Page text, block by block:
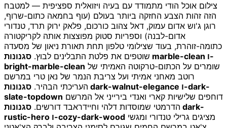
צילום אוכל הודי מתמודד עם בעיה ויזואלית ספציפית — למטבח
הזה זהות הצבע החזקה ביותר בעולם (עוף בחמאה כתום-שרוף,
רוגן ג'וש אדום עמוק, דאל צהוב כורכום, פלאק ירוק תרד, טנדורי
אדום-לבנה) וספריות סטוק מפוצצות אותה לקריקטורה
כתומה-זוהרת, בעוד שצילומי טלפון תחת תאורת ניאון של מסעדה
שוטפים את פלטת התבלינים לבוץ. סגנונות marble-clean ו-
bright-marble-clean
רוטב מאחני אמיתי ועל צריבת הנמר של נאן טרי במרשם
העריכתי הבהיר. סגנונות dark-walnut-elegance ו-dark-
slate-topdown
הדרמטי שמוסדות דלהי וחיידראבד דורשים. סגנונות dark-
rustic-hero ו-cozy-dark-wood